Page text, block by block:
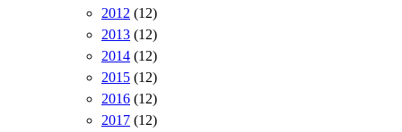
2012 (12)
2013 (12)
2014 (12)
2015 (12)
2016 (12)
2017 (12)